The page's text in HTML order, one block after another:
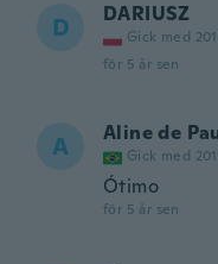
D DARIUSZ
Gick med
för 5 år sen
A Aline de
Gick med
Ótimo
för 5 år sen